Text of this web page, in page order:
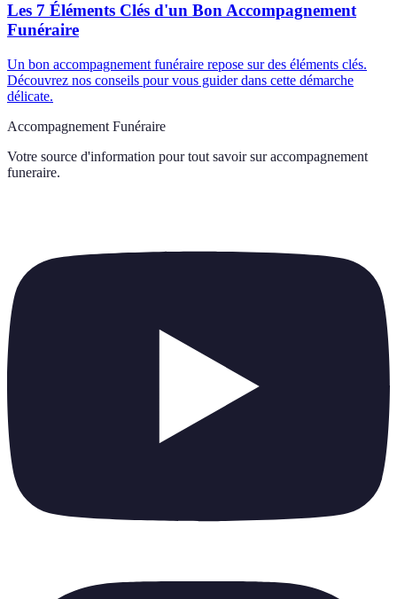
Les 7 Éléments Clés d'un Bon Accompagnement
Funéraire
Un bon accompagnement funéraire repose sur des éléments clés.
Découvrez nos conseils pour vous guider dans cette démarche
délicate.
Accompagnement Funéraire
Votre source d'information pour tout savoir sur accompagnement
funeraire.